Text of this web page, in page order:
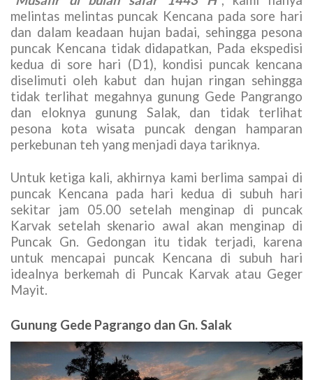
River trekking route
Pesona puncak Kencana
Image 8: Puncak Kencana
Trekking di Puncak Bogor– Dalam dua ekspedisi
menginjakan kaki di Puncak Kencana sebanyak 3
kali. Pada ekspedisi pertama yang bertajuk
“Musafir di bulan safar 1443 H”, kami hanya
melintas melintas puncak Kencana pada sore hari
dan dalam keadaan hujan badai, sehingga pesona
puncak Kencana tidak didapatkan, Pada ekspedisi
kedua di sore hari (D1), kondisi puncak kencana
diselimuti oleh kabut dan hujan ringan sehingga
dan eloknya gunung Salak, dan tidak terlihat
pesona kota wisata puncak dengan hamparan
perkebunan teh yang menjadi daya tariknya.